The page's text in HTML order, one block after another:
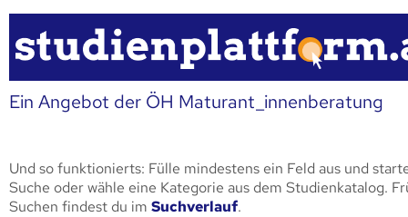
Ein Angebot der ÖH Maturant_innenberatung
Und so funktionierts: Fülle mindestens ein Feld aus und
Suche oder wähle eine Kategorie aus dem Studienkatalog.
Suchen findest du im Suchverlauf.